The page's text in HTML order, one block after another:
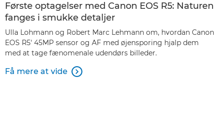
Første optagelser med Canon EOS R5: Naturen
fanges i smukke detaljer
Ulla Lohmann og Robert Marc Lehmann om, hvordan Canon
EOS R5' 45MP sensor og AF med øjensporing hjalp dem
med at tage fænomenale udendørs billeder.
Få mere at vide 